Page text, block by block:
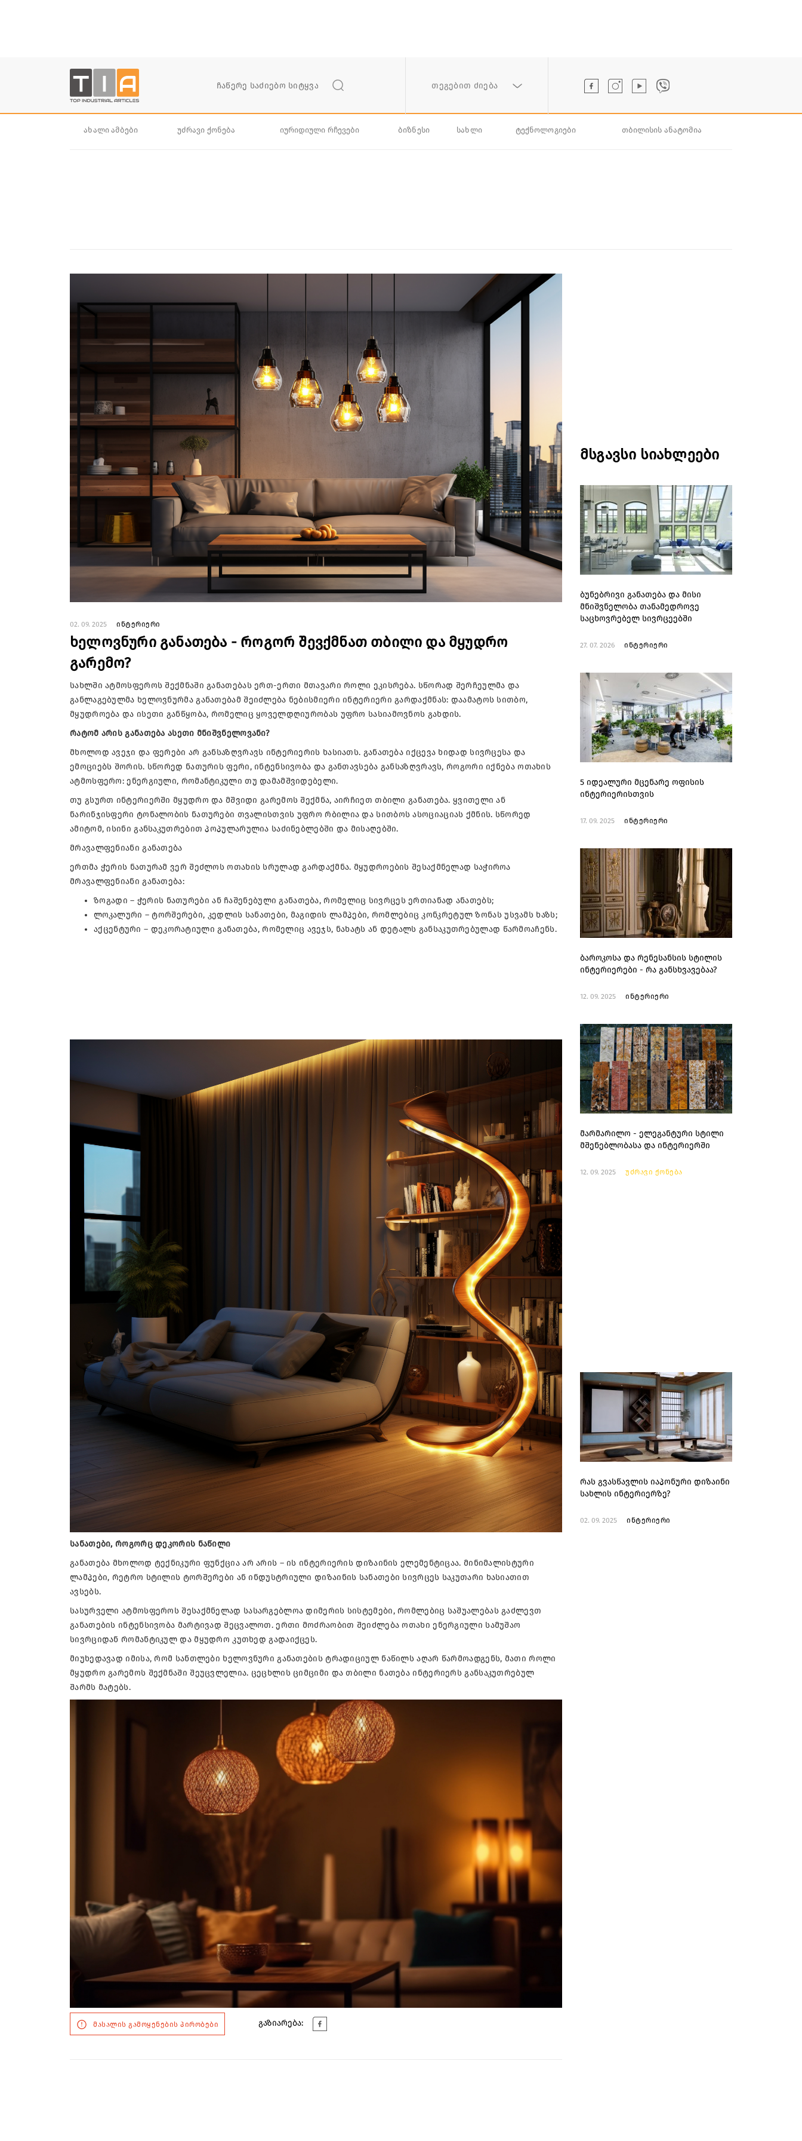
თეგებით ძიება
ახალი ამბები უძრავი ქონება იურიდიული რჩევები ბიზნესი სახლი ტექნოლოგიები თბილისის ანატომია
02. 09. 2025 ინტერიერი
ხელოვნური განათება - როგორ შევქმნათ თბილი და მყუდრო
გარემო?
სახლში ატმოსფეროს შექმნაში განათებას ერთ-ერთი მთავარი როლი ეკისრება. სწორად შერჩეულმა და
განლაგებულმა ხელოვნურმა განათებამ შეიძლება ნებისმიერი ინტერიერი გარდაქმნას: დაამატოს სითბო,
მყუდროება და ისეთი განწყობა, რომელიც ყოველდღიურობას უფრო სასიამოვნოს გახდის.
რატომ არის განათება ასეთი მნიშვნელოვანი?
მხოლოდ ავეჯი და ფერები არ განსაზღვრავს ინტერიერის ხასიათს. განათება იქცევა ხიდად სივრცესა და
ემოციებს შორის. სწორედ ნათურის ფერი, ინტენსივობა და განთავსება განსაზღვრავს, როგორი იქნება ოთახის
ატმოსფერო: ენერგიული, რომანტიკული თუ დამამშვიდებელი.
თუ გსურთ ინტერიერში მყუდრო და მშვიდი გარემოს შექმნა, აირჩიეთ თბილი განათება. ყვითელი ან
ნარინჯისფერი ტონალობის ნათურები თვალისთვის უფრო რბილია და სითბოს ასოციაციას ქმნის. სწორედ
ამიტომ, ისინი განსაკუთრებით პოპულარულია საძინებლებში და მისაღებში.
მრავალფენიანი განათება
ერთმა ჭერის ნათურამ ვერ შეძლოს ოთახის სრულად გარდაქმნა. მყუდროების შესაქმნელად საჭიროა
მრავალფენიანი განათება:
ზოგადი – ჭერის ნათურები ან ჩაშენებული განათება, რომელიც სივრცეს ერთიანად ანათებს;
ლოკალური – ტორშერები, კედლის სანათები, მაგიდის ლამპები, რომლებიც კონკრეტულ ზონას უსვამს ხაზს;
აქცენტური – დეკორატიული განათება, რომელიც ავეჯს, ნახატს ან დეტალს განსაკუთრებულად წარმოაჩენს.
სანათები, როგორც დეკორის ნაწილი
განათება მხოლოდ ტექნიკური ფუნქცია არ არის – ის ინტერიერის დიზაინის ელემენტიცაა. მინიმალისტური
ლამპები, რეტრო სტილის ტორშერები ან ინდუსტრიული დიზაინის სანათები სივრცეს საკუთარი ხასიათით
ავსებს.
სასურველი ატმოსფეროს შესაქმნელად სასარგებლოა დიმერის სისტემები, რომლებიც საშუალებას გაძლევთ
განათების ინტენსივობა მარტივად შეცვალოთ. ერთი მოძრაობით შეიძლება ოთახი ენერგიული სამუშაო
სივრციდან რომანტიკულ და მყუდრო კუთხედ გადაიქცეს.
მიუხედავად იმისა, რომ სანთლები ხელოვნური განათების ტრადიციულ ნაწილს აღარ წარმოადგენს, მათი როლი
მყუდრო გარემოს შექმნაში შეუცვლელია. ცეცხლის ციმციმი და თბილი ნათება ინტერიერს განსაკუთრებულ
შარმს მატებს.
მასალის გამოყენების პირობები გაზიარება:
მსგავსი სიახლეები
ბუნებრივი განათება და მისი
მნიშვნელობა თანამედროვე
საცხოვრებელ სივრცეებში
27. 07. 2026 ინტერიერი
5 იდეალური მცენარე ოფისის
ინტერიერისთვის
17. 09. 2025 ინტერიერი
ბაროკოსა და რენესანსის სტილის
ინტერიერები - რა განსხვავებაა?
12. 09. 2025 ინტერიერი
მარმარილო - ელეგანტური სტილი
მშენებლობასა და ინტერიერში
12. 09. 2025 უძრავი ქონება
რას გვასწავლის იაპონური დიზაინი
სახლის ინტერიერზე?
02. 09. 2025 ინტერიერი